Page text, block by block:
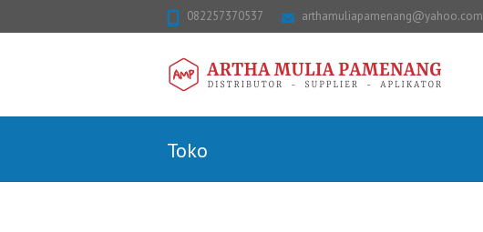
082257370537 arthamuliapamenang@yahoo.com
Toko